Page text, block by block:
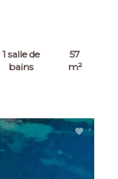
1 salle de
bains
57
m²